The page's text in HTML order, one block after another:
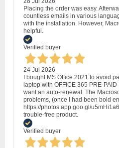
Placing the order was easy.
countless emails in various
with the installation. However,
helpful.
Verified buyer
24 Jul 2026
I bought MS Office 2021 to avoid
laptop with OFFICE 365 PRE-
want an auto-renewal. The
problems, (once I had been bold
https://photos.app.goo.gl/
trouble-free product.
Verified buyer